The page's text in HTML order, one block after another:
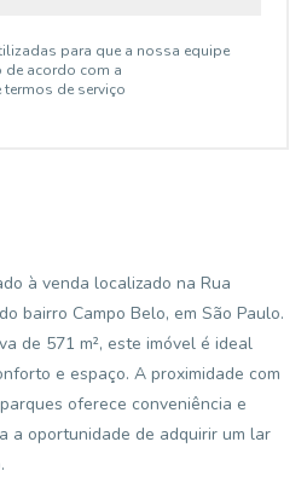
para que a nossa equipe
de acordo com a
de serviço
à venda localizado na Rua
bairro Campo Belo, em São Paulo.
de 571 m², este imóvel é ideal
e espaço. A proximidade com
oferece conveniência e
a oportunidade de adquirir um lar